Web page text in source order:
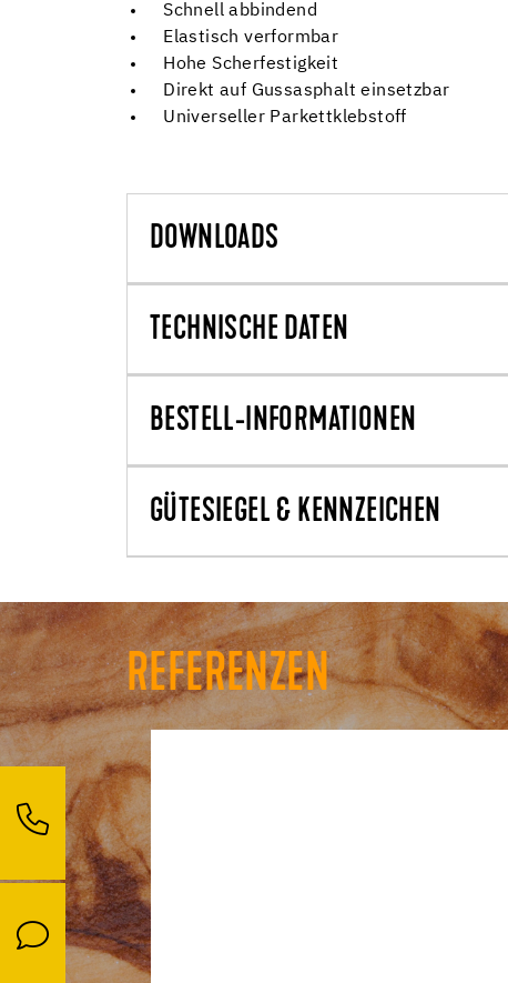
Schnell abbindend
Elastisch verformbar
Hohe Scherfestigkeit
Direkt auf Gussasphalt einsetzbar
Universeller Parkettklebstoff
DOWNLOADS
TECHNISCHE DATEN
BESTELL-INFORMATIONEN
GÜTESIEGEL & KENNZEICHEN
REFERENZEN